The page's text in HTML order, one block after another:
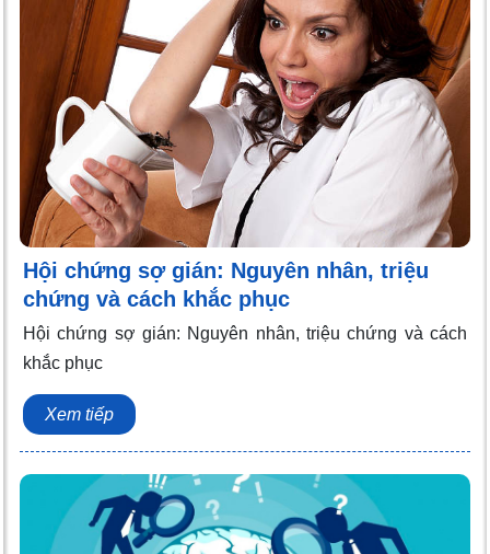
Hội chứng sợ gián: Nguyên nhân, triệu
chứng và cách khắc phục
Hội chứng sợ gián: Nguyên nhân, triệu chứng và cách
khắc phục
Xem tiếp